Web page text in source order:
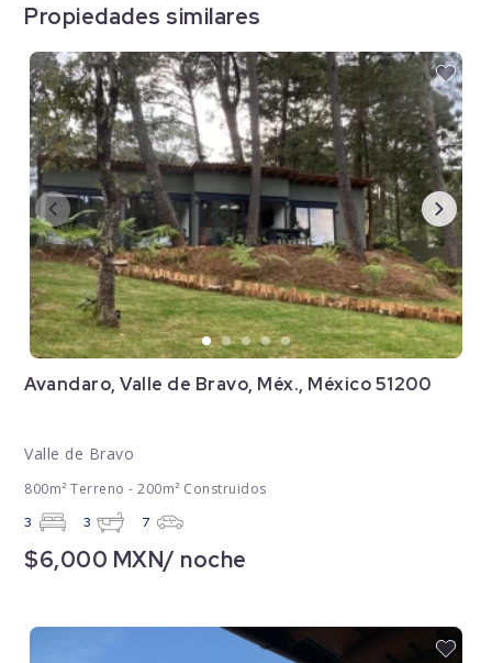
Propiedades similares
Avandaro, Valle de Bravo, Méx., México 51200
Valle de Bravo
800m² Terreno - 200m² Construidos
3 3 7
$6,000 MXN/ noche